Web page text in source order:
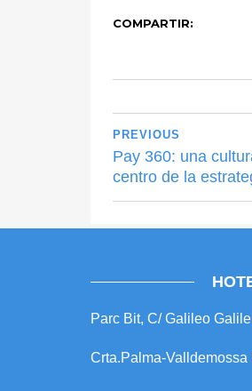
COMPARTIR:
PREVIOUS
Pay 360: una
centro de la
Parc Bit, C/ Galileo
Crta.Palma-Valldemossa